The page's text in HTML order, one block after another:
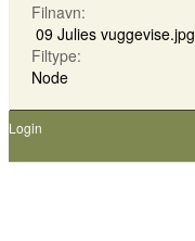
Filnavn:
09 Julies vuggevise.jpg
Filtype:
Node
Login